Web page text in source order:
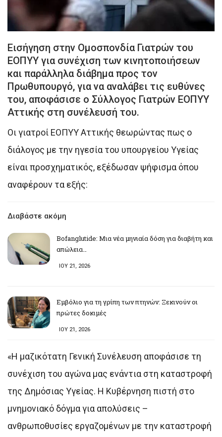
Εισήγηση στην Ομοσπονδία Γιατρών του
ΕΟΠΥΥ για συνέχιση των κινητοποιήσεων
και παράλληλα διάβημα προς τον
Πρωθυπουργό, για να αναλάβει τις ευθύνες
του, αποφάσισε ο Σύλλογος Γιατρών ΕΟΠΥΥ
Αττικής στη συνέλευσή του.
Οι γιατροί ΕΟΠΥΥ Αττικής θεωρώντας πως ο
διάλογος με την ηγεσία του υπουργείου Υγείας
είναι προσχηματικός, εξέδωσαν ψήφισμα όπου
αναφέρουν τα εξής:
Διαβάστε ακόμη
Bofanglutide: Μια νέα μηνιαία δόση για διαβήτη και
απώλεια…
ΙΟΥ 21, 2026
Εμβόλιο για τη γρίπη των πτηνών: Ξεκινούν οι
πρώτες δοκιμές
ΙΟΥ 21, 2026
«Η μαζικότατη Γενική Συνέλευση αποφάσισε τη
συνέχιση του αγώνα μας ενάντια στη καταστροφή
της Δημόσιας Υγείας. Η Κυβέρνηση πιστή στο
μνημονιακό δόγμα για απολύσεις –
ανθρωποθυσίες εργαζομένων με την καταστροφή